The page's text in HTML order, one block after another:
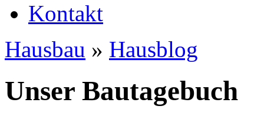
Kontakt
Hausbau » Hausblog
Unser Bautagebuch